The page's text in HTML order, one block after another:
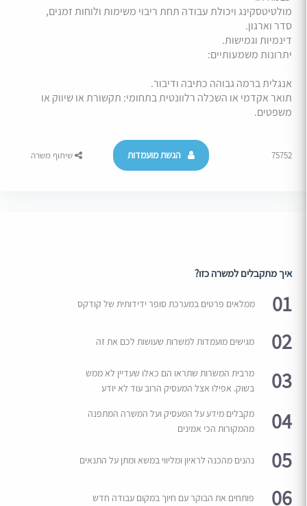
מולטיטסקינג ויכולת עבודה תחת ריבוי משימות ולוחות זמנים,
סדר וארגון.
דינמיות וגמישות.
יתרונות משמעותיים:
אנגלית ברמה גבוהה כתיבה ודיבור.
תואר אקדמי או השכלה רלוונטית בתחומי: תקשורת או שיווק או
משפטים.
75752 הגשת מועמדות שיתוף משרה
איך מתקבלים למשרה כזו?
01 ממלאים פרטים במערכת סופר ידידותית של קודקס
02 מגישים מועמדות למשרות שעושות לכם את זה
03
מרבית המשרות שתראו הם כאלו שעדיין לא ממש
בשוק. אפילו אצל המעסיק הרוב עוד לא יודע
04
מקבלים מידע על המעסיק ועל המשרה המתפנה
מהמקורות הכי אמינים
05 נהנים מהכנה לראיון ומליווי במשא ומתן על התנאים
06 פותחים את הבוקר עם חיוך במקום עבודה חדש